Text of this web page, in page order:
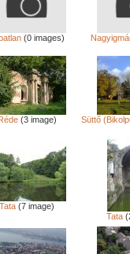
(0 images)
(3 image) Süttő
Tata (7 image)
Tata